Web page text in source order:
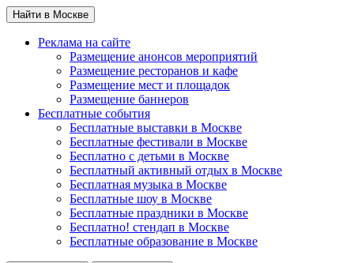
Найти в Москве
Реклама на сайте
Размещение анонсов мероприятий
Размещение ресторанов и кафе
Размещение мест и площадок
Размещение баннеров
Бесплатные события
Бесплатные выставки в Москве
Бесплатные фестивали в Москве
Бесплатно с детьми в Москве
Бесплатный активный отдых в Москве
Бесплатная музыка в Москве
Бесплатные шоу в Москве
Бесплатные праздники в Москве
Бесплатно! стендап в Москве
Бесплатные образование в Москве